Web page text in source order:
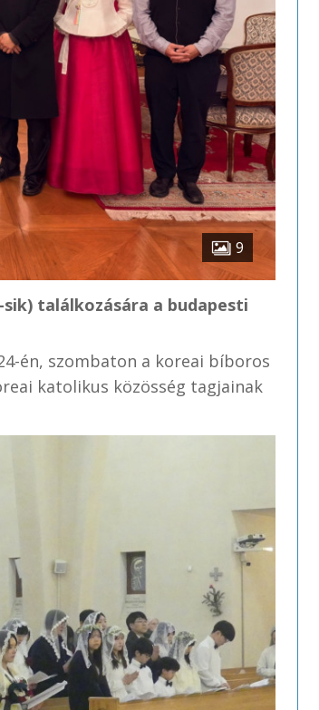
9
sik) találkozására a budapesti
én, szombaton a koreai bíboros
katolikus közösség tagjainak